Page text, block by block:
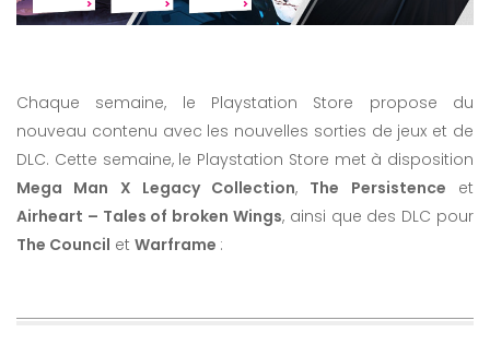
Chaque semaine, le Playstation Store propose du
nouveau contenu avec les nouvelles sorties de jeux et de
DLC. Cette semaine, le Playstation Store met à disposition
Mega Man X Legacy Collection, The Persistence et
Airheart – Tales of broken Wings, ainsi que des DLC pour
The Council et Warframe :